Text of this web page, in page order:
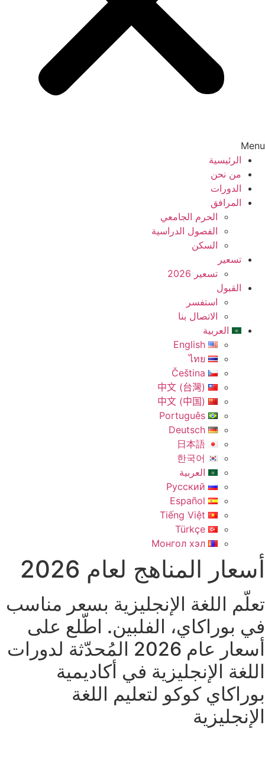
Menu
الرئيسية
من نحن
الدورات
المرافق
الحرم الجامعي
الفصول الدراسية
السكن
تسعير
تسعير 2026
القبول
استفسر
الاتصال بنا
العربية
English
ไทย
Čeština
中文 (台灣)
中文 (中国)
Português
Deutsch
日本語
한국어
العربية
Русский
Español
Tiếng Việt
Türkçe
Монгол хэл
أسعار المناهج لعام 2026
تعلّم اللغة الإنجليزية بسعر مناسب
في بوراكاي، الفلبين. اطّلع على
أسعار عام 2026 المُحدّثة لدورات
اللغة الإنجليزية في أكاديمية
بوراكاي كوكو لتعليم اللغة
الإنجليزية